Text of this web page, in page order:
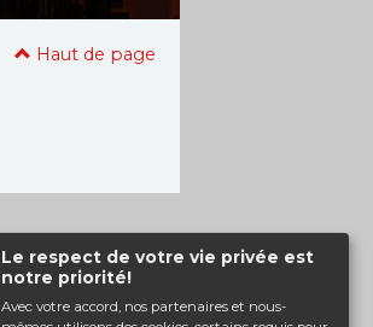
Le respect de votre vie privée est
notre priorité!
Avec votre accord, nos partenaires et nous-
Haut de page